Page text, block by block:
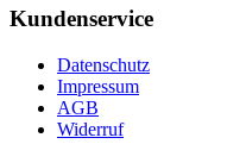
Kundenservice
Datenschutz
Impressum
AGB
Widerruf